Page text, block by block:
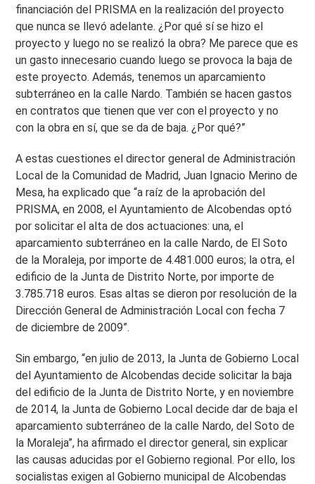
financiación del PRISMA en la realización del proyecto
que nunca se llevó adelante. ¿Por qué sí se hizo el
proyecto y luego no se realizó la obra? Me parece que es
un gasto innecesario cuando luego se provoca la baja de
este proyecto. Además, tenemos un aparcamiento
subterráneo en la calle Nardo. También se hacen gastos
en contratos que tienen que ver con el proyecto y no
con la obra en sí, que se da de baja. ¿Por qué?”
A estas cuestiones el director general de Administración
Local de la Comunidad de Madrid, Juan Ignacio Merino de
Mesa, ha explicado que “a raíz de la aprobación del
PRISMA, en 2008, el Ayuntamiento de Alcobendas optó
por solicitar el alta de dos actuaciones: una, el
aparcamiento subterráneo en la calle Nardo, de El Soto
de la Moraleja, por importe de 4.481.000 euros; la otra, el
edificio de la Junta de Distrito Norte, por importe de
3.785.718 euros. Esas altas se dieron por resolución de la
Dirección General de Administración Local con fecha 7
de diciembre de 2009”.
Sin embargo, “en julio de 2013, la Junta de Gobierno Local
del Ayuntamiento de Alcobendas decide solicitar la baja
del edificio de la Junta de Distrito Norte, y en noviembre
de 2014, la Junta de Gobierno Local decide dar de baja el
aparcamiento subterráneo de la calle Nardo, del Soto de
la Moraleja”, ha afirmado el director general, sin explicar
las causas aducidas por el Gobierno regional. Por ello, los
socialistas exigen al Gobierno municipal de Alcobendas